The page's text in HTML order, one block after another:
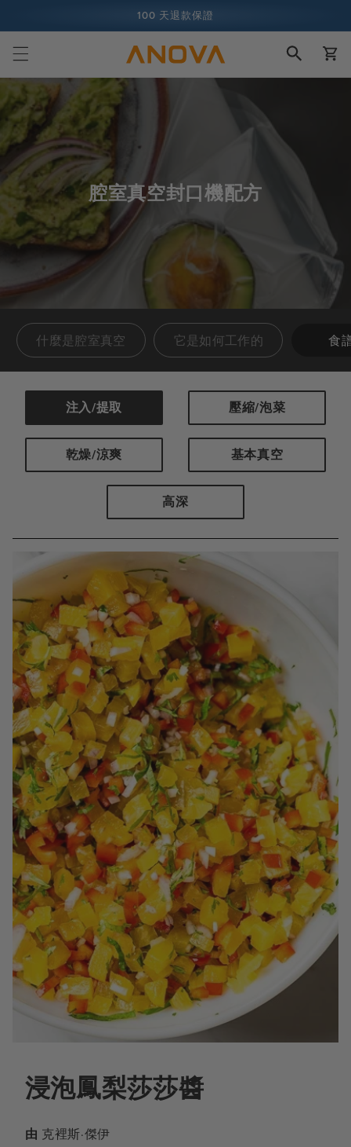
100 天退款保證
超過 1 億名廚師，而且還在增加中
物
腔室真空封口機配方
什麼是腔室真空 它是如何工作的 食
注入/提取 壓縮/泡菜
乾燥/涼爽 基本真空
高深
浸泡鳳梨莎莎醬
由 克裡斯·傑伊